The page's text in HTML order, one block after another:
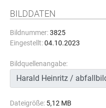
BILDDATEN
Bildnummer:3825
Eingestellt:04.10.2023
Bildquellenangabe:
Dateigröße: 5,12 MB